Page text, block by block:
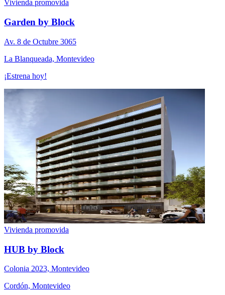
Vivienda promovida
Garden by Block
Av. 8 de Octubre 3065
La Blanqueada, Montevideo
¡Estrena hoy!
Vivienda promovida
HUB by Block
Colonia 2023, Montevideo
Cordón, Montevideo